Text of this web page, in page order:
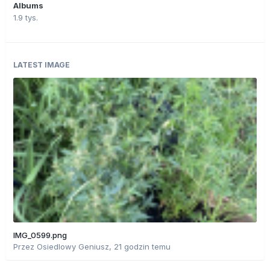
Albums
1.9 tys.
LATEST IMAGE
IMG_0599.png
Przez Osiedlowy Geniusz, 21 godzin temu